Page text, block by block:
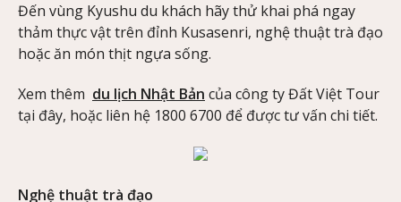
Đến vùng Kyushu du khách hãy thử khai phá ngay
thảm thực vật trên đỉnh Kusasenri, nghệ thuật trà đạo
hoặc ăn món thịt ngựa sống.
Xem thêm du lịch Nhật Bản của công ty Đất Việt Tour
tại đây, hoặc liên hệ 1800 6700 để được tư vấn chi tiết.
Nghệ thuật trà đạo